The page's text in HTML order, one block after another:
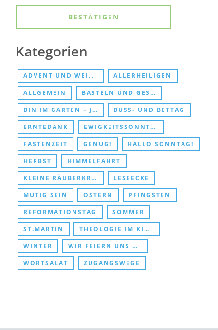
Kategorien
ADVENT UND WEIHNACHTEN ALLERHEILIGEN
ALLGEMEIN BASTELN UND GESCHENKE
BIN IM GARTEN – JESUS TREFFEN BUSS- UND BETTAG
ERNTEDANK EWIGKEITSSONNTAG UND ABSCHIED
FASTENZEIT GENUG! HALLO SONNTAG!
HERBST HIMMELFAHRT
KLEINE RÄUBERKRIPPE LESEECKE
MUTIG SEIN OSTERN PFINGSTEN
REFORMATIONSTAG SOMMER
ST.MARTIN THEOLOGIE IM KINDERZIMMER
WINTER WIR FEIERN UNS DURCHS KIRCHENJAHR
WORTSALAT ZUGANGSWEGE